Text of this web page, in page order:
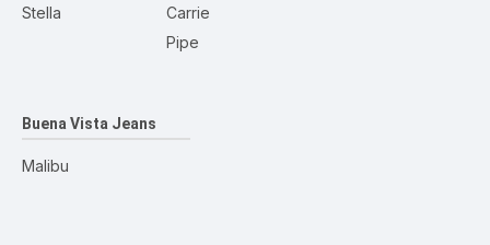
Stella
Carrie
Pipe
Buena Vista Jeans
Malibu